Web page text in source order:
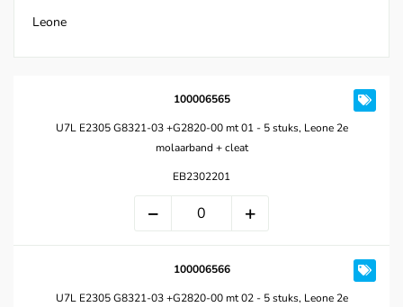
Leone
100006565
U7L E2305 G8321-03 +G2820-00 mt 01 - 5 stuks, Leone 2e
molaarband + cleat
EB2302201
100006566
U7L E2305 G8321-03 +G2820-00 mt 02 - 5 stuks, Leone 2e